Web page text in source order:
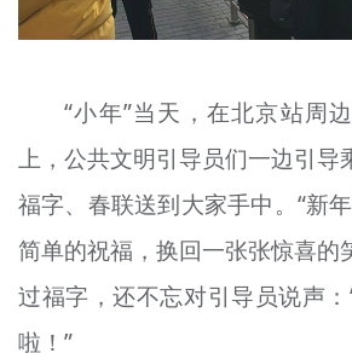
“小年”当天，在北京站周
上，公共文明引导员们一边引导
福字、春联送到大家手中。“新
简单的祝福，换回一张张惊喜的
过福字，还不忘对引导员说声
啦！”